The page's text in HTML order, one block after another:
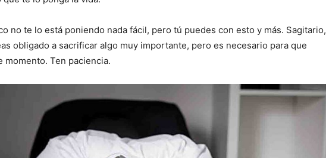
no te lo está poniendo nada fácil, pero tú puedes con esto y más. Sagitario,
obligado a sacrificar algo muy importante, pero es necesario para que
momento. Ten paciencia.